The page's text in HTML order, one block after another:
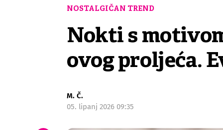
NOSTALGIČAN TREND
Nokti s
ovog proljeća.
M. Č.
05. lipanj 2026 09:35